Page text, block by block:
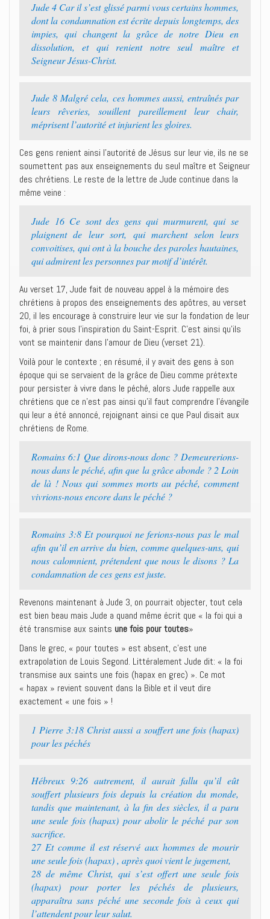
Jude 4 Car il s’est glissé parmi vous certains hommes,
dont la condamnation est écrite depuis longtemps, des
impies, qui changent la grâce de notre Dieu en
dissolution, et qui renient notre seul maître et
Seigneur Jésus-Christ.
Jude 8 Malgré cela, ces hommes aussi, entraînés par
leurs rêveries, souillent pareillement leur chair,
méprisent l’autorité et injurient les gloires.
Ces gens renient ainsi l’autorité de Jésus sur leur vie, ils ne se
soumettent pas aux enseignements du seul maître et Seigneur
des chrétiens. Le reste de la lettre de Jude continue dans la
même veine :
Jude 16 Ce sont des gens qui murmurent, qui se
plaignent de leur sort, qui marchent selon leurs
convoitises, qui ont à la bouche des paroles hautaines,
qui admirent les personnes par motif d’intérêt.
Au verset 17, Jude fait de nouveau appel à la mémoire des
chrétiens à propos des enseignements des apôtres, au verset
20, il les encourage à construire leur vie sur la fondation de leur
foi, à prier sous l’inspiration du Saint-Esprit. C’est ainsi qu’ils
vont se maintenir dans l’amour de Dieu (verset 21).
Voilà pour le contexte ; en résumé, il y avait des gens à son
époque qui se servaient de la grâce de Dieu comme prétexte
pour persister à vivre dans le péché, alors Jude rappelle aux
chrétiens que ce n’est pas ainsi qu’il faut comprendre l’évangile
qui leur a été annoncé, rejoignant ainsi ce que Paul disait aux
chrétiens de Rome.
Romains 6:1 Que dirons-nous donc ? Demeurerions-
nous dans le péché, afin que la grâce abonde ? 2 Loin
de là ! Nous qui sommes morts au péché, comment
vivrions-nous encore dans le péché ?
Romains 3:8 Et pourquoi ne ferions-nous pas le mal
afin qu’il en arrive du bien, comme quelques-uns, qui
nous calomnient, prétendent que nous le disons ? La
condamnation de ces gens est juste.
Revenons maintenant à Jude 3, on pourrait objecter, tout cela
est bien beau mais Jude a quand même écrit que « la foi qui a
été transmise aux saints une fois pour toutes»
Dans le grec, « pour toutes » est absent, c’est une
extrapolation de Louis Segond. Littéralement Jude dit: « la foi
transmise aux saints une fois (hapax en grec) ». Ce mot
« hapax » revient souvent dans la Bible et il veut dire
exactement « une fois » !
1 Pierre 3:18 Christ aussi a souffert une fois (hapax)
pour les péchés
Hébreux 9:26 autrement, il aurait fallu qu’il eût
souffert plusieurs fois depuis la création du monde,
tandis que maintenant, à la fin des siècles, il a paru
une seule fois (hapax) pour abolir le péché par son
sacrifice.
27 Et comme il est réservé aux hommes de mourir
une seule fois (hapax) , après quoi vient le jugement,
28 de même Christ, qui s’est offert une seule fois
(hapax) pour porter les péchés de plusieurs,
apparaîtra sans péché une seconde fois à ceux qui
l’attendent pour leur salut.